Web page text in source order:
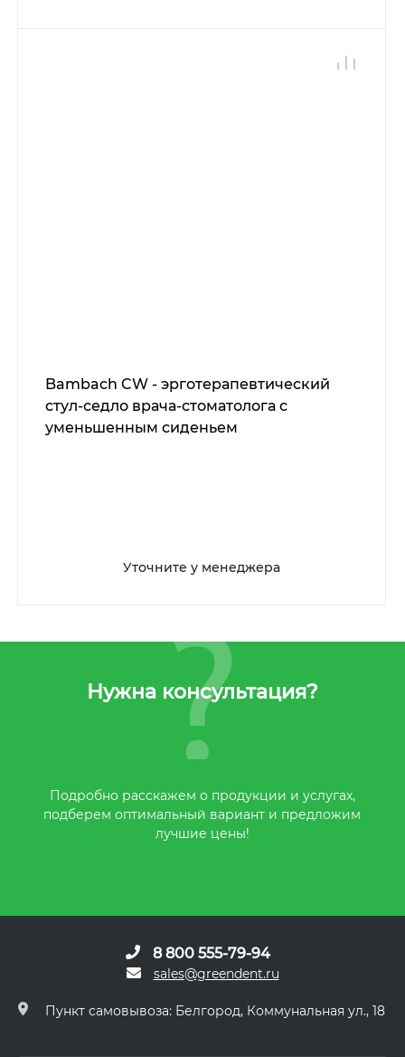
Bambach CW - эрготерапевтический
стул-седло врача-стоматолога с
уменьшенным сиденьем
Уточните у менеджера
Нужна консультация?
Подробно расскажем о продукции и услугах,
подберем оптимальный вариант и предложим
лучшие цены!
8 800 555-79-94
sales@greendent.ru
Пункт самовывоза: Белгород, Коммунальная ул., 18